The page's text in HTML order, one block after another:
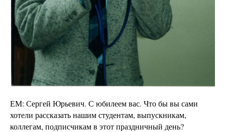
ЕМ: Сергей Юрьевич. С юбилеем вас. Что бы вы сами
хотели рассказать нашим студентам, выпускникам,
коллегам, подписчикам в этот праздничный день?